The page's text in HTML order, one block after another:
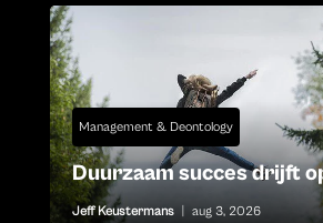
Management & Deontology
Duurzaam succes drijft
Jeff Keustermans aug 3, 2026